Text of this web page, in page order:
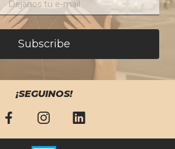
Subscribe
¡SEGUINOS!